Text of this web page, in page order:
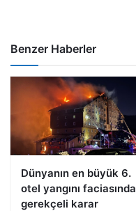
Benzer Haberler
Dünyanın en büyük 6.
otel yangını faciasında
gerekçeli karar